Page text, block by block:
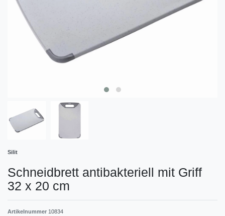
Silit
Schneidbrett antibakteriell mit Griff
32 x 20 cm
Artikelnummer 10834